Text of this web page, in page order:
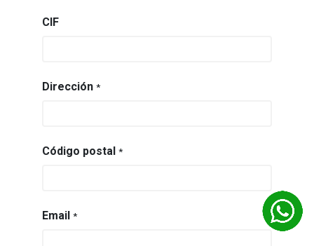
CIF
Dirección *
Código postal *
Email *